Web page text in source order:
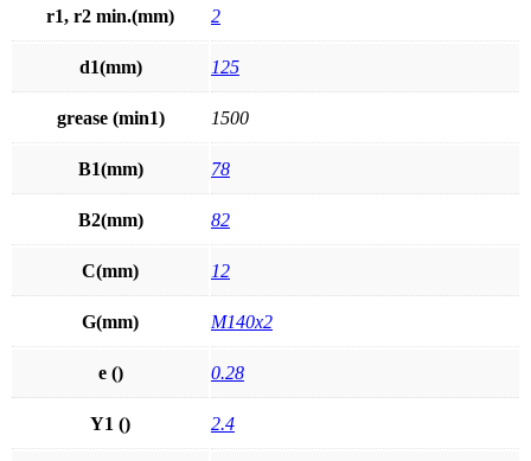
r1, r2 min.(mm) 2
d1(mm) 125
grease (min1) 1500
B1(mm) 78
B2(mm) 82
C(mm) 12
G(mm) M140x2
e () 0.28
Y1 () 2.4